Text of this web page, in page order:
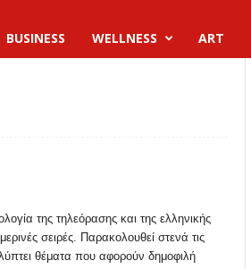
BUSINESS WELLNESS ART
της τηλεόρασης και της ελληνικής
σειρές. Παρακολουθεί στενά τις
θέματα που αφορούν δημοφιλή